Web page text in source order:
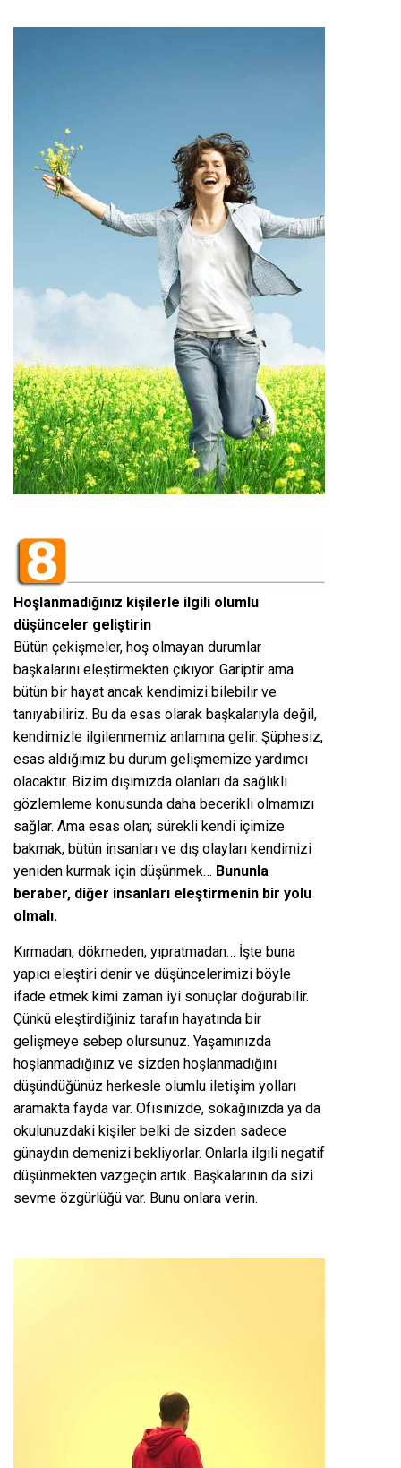
Hoşlanmadığınız kişilerle ilgili olumlu
düşünceler geliştirin
Bütün çekişmeler, hoş olmayan durumlar
başkalarını eleştirmekten çıkıyor. Gariptir ama
bütün bir hayat ancak kendimizi bilebilir ve
tanıyabiliriz. Bu da esas olarak başkalarıyla değil,
kendimizle ilgilenmemiz anlamına gelir. Şüphesiz,
esas aldığımız bu durum gelişmemize yardımcı
olacaktır. Bizim dışımızda olanları da sağlıklı
gözlemleme konusunda daha becerikli olmamızı
sağlar. Ama esas olan; sürekli kendi içimize
bakmak, bütün insanları ve dış olayları kendimizi
yeniden kurmak için düşünmek… Bununla
beraber, diğer insanları eleştirmenin bir yolu
olmalı.
Kırmadan, dökmeden, yıpratmadan… İşte buna
yapıcı eleştiri denir ve düşüncelerimizi böyle
ifade etmek kimi zaman iyi sonuçlar doğurabilir.
Çünkü eleştirdiğiniz tarafın hayatında bir
gelişmeye sebep olursunuz. Yaşamınızda
hoşlanmadığınız ve sizden hoşlanmadığını
düşündüğünüz herkesle olumlu iletişim yolları
aramakta fayda var. Ofisinizde, sokağınızda ya da
okulunuzdaki kişiler belki de sizden sadece
günaydın demenizi bekliyorlar. Onlarla ilgili negatif
düşünmekten vazgeçin artık. Başkalarının da sizi
sevme özgürlüğü var. Bunu onlara verin.